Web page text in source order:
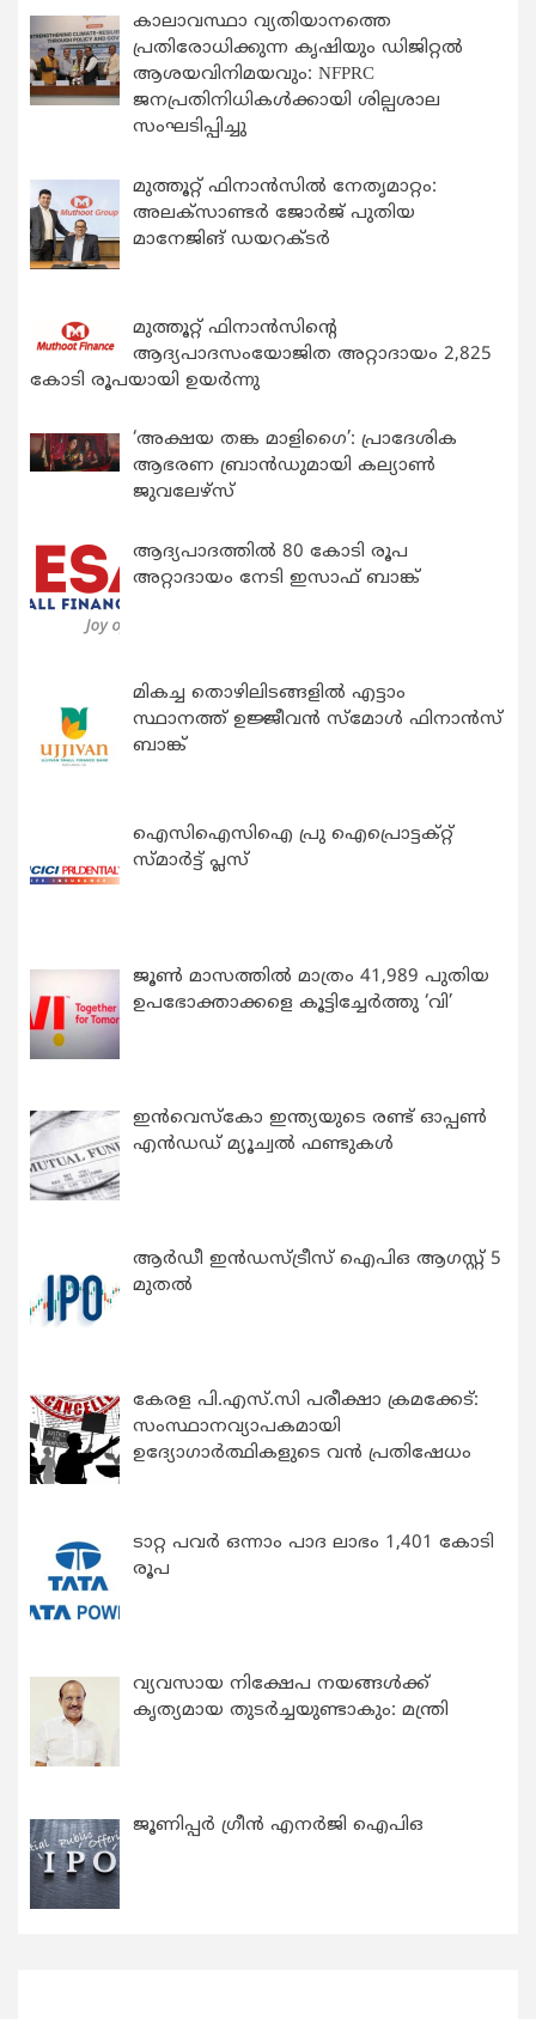
കാലാവസ്ഥാ വ്യതിയാനത്തെ
പ്രതിരോധിക്കുന്ന കൃഷിയും ഡിജിറ്റൽ
ആശയവിനിമയവും: NFPRC
ജനപ്രതിനിധികൾക്കായി ശില്പശാല
സംഘടിപ്പിച്ചു
മുത്തൂറ്റ് ഫിനാൻസിൽ നേതൃമാറ്റം:
അലക്സാണ്ടർ ജോർജ് പുതിയ
മാനേജിങ് ഡയറക്ടർ
മുത്തൂറ്റ് ഫിനാൻസിന്റെ
ആദ്യപാദസംയോജിത അറ്റാദായം 2,825
കോടി രൂപയായി ഉയർന്നു
‘അക്ഷയ തങ്ക മാളിഗൈ’: പ്രാദേശിക
ആഭരണ ബ്രാന്‍ഡുമായി കല്യാണ്‍
ജുവലേഴ്‌സ്
ആദ്യപാദത്തിൽ 80 കോടി രൂപ
അറ്റാദായം നേടി ഇസാഫ് ബാങ്ക്
മികച്ച തൊഴിലിടങ്ങളിൽ എട്ടാം
സ്ഥാനത്ത് ഉജ്ജീവൻ സ്മോൾ ഫിനാൻസ്
ബാങ്ക്
ഐസിഐസിഐ പ്രു ഐപ്രൊട്ടക്റ്റ്
സ്മാർട്ട് പ്ലസ്
ജൂൺ മാസത്തിൽ മാത്രം 41,989 പുതിയ
ഉപഭോക്താക്കളെ കൂട്ടിച്ചേർത്തു ‘വി’
ഇന്‍വെസ്കോ ഇന്ത്യയുടെ രണ്ട് ഓപ്പണ്‍
എന്‍ഡഡ് മ്യൂച്വല്‍ ഫണ്ടുകള്‍
ആർഡീ ഇൻഡസ്ട്രീസ് ഐപിഒ ആഗസ്റ്റ് 5
മുതൽ
കേരള പി.എസ്.സി പരീക്ഷാ ക്രമക്കേട്:
സംസ്ഥാനവ്യാപകമായി
ഉദ്യോഗാര്‍ത്ഥികളുടെ വന്‍ പ്രതിഷേധം
ടാറ്റ പവർ ഒന്നാം പാദ ലാഭം 1,401 കോടി
രൂപ
വ്യവസായ നിക്ഷേപ നയങ്ങള്‍ക്ക്
കൃത്യമായ തുടര്‍ച്ചയുണ്ടാകും: മന്ത്രി
ജൂണിപ്പർ ഗ്രീൻ എനർജി ഐപിഒ